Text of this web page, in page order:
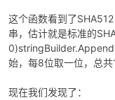
这个函数看到了
串，估计就是标准的
始，每8位取一位，总共
现在我们发现了：